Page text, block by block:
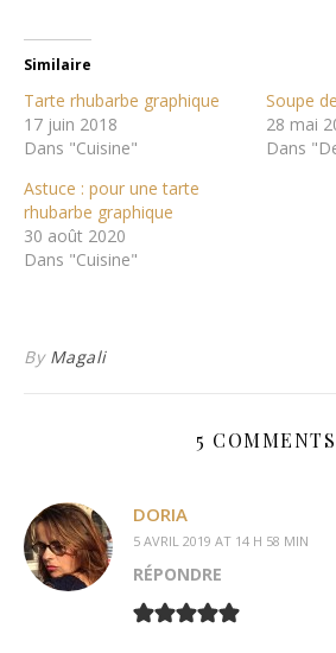
Similaire
Tarte rhubarbe graphique
17 juin 2018
Dans "Cuisine"
Soupe
28 mai
Dans
Astuce : pour une tarte
rhubarbe graphique
30 août 2020
Dans "Cuisine"
By Magali
5 COMMENTS
DORIA
5 AVRIL 2019 AT 14 H 58 MIN
RÉPONDRE